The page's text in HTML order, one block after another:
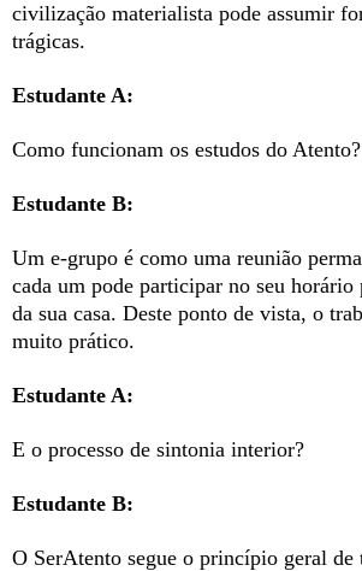
civilização materialista pode assumir
trágicas.
Estudante A:
Como funcionam os estudos do Atento?
Estudante B:
Um e-grupo é como uma reunião
cada um pode participar no seu
da sua casa. Deste ponto de vista, o
muito prático.
Estudante A:
E o processo de sintonia interior?
Estudante B:
O SerAtento segue o princípio geral de